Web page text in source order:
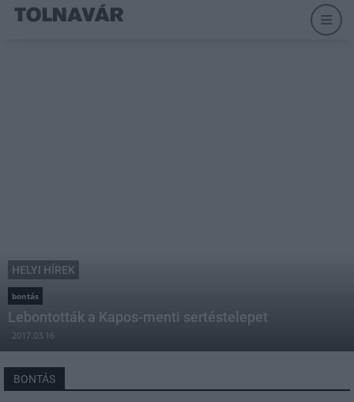
HELYI HÍREK
bontás
Lebontották a Kapos-menti sertéstelepet
2017.03.16
BONTÁS